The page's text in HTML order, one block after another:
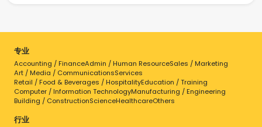
专业
Accounting / FinanceAdmin / Human ResourceSales / Marketing
Art / Media / CommunicationsServices
Retail / Food & Beverages / HospitalityEducation / Training
Computer / Information TechnologyManufacturing / Engineering
Building / ConstructionScienceHealthcareOthers
行业